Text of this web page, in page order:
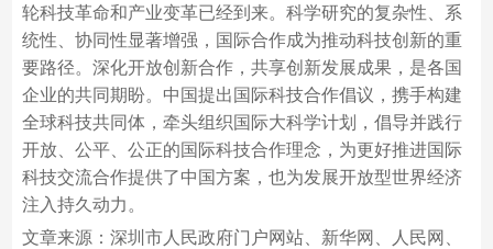
轮科技革命和产业变革已经到来。科学研究的复杂性、系
统性、协同性显著增强，国际合作成为推动科技创新的重
要路径。深化开放创新合作，共享创新发展成果，是各国
企业的共同期盼。中国提出国际科技合作倡议，携手构建
全球科技共同体，牵头组织国际大科学计划，倡导并践行
开放、公平、公正的国际科技合作理念，为更好推进国际
科技交流合作提供了中国方案，也为发展开放型世界经济
注入持久动力。
文章来源：深圳市人民政府门户网站、新华网、人民网、